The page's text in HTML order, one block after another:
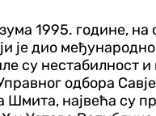
1995. године,
је дио
су нестабилност
одбора
Шмита, највећа су